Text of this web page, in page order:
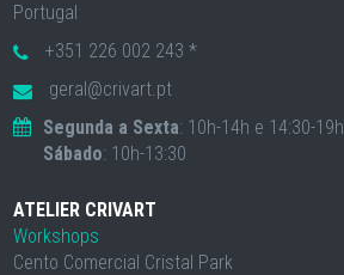
Portugal
+351 226 002 243 *
geral@crivart.pt
Segunda a Sexta: 10h-14h e 14:30-19h
Sábado: 10h-13:30
ATELIER CRIVART
Workshops
Cento Comercial Cristal Park